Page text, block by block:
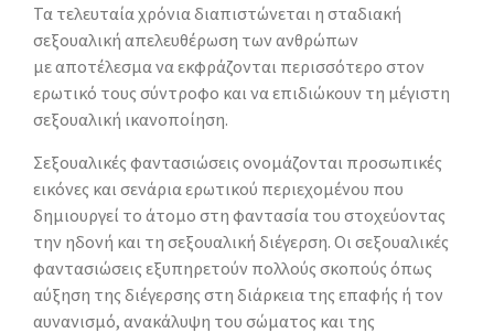
Τα τελευταία χρόνια διαπιστώνεται η σταδιακή
σεξουαλική απελευθέρωση των ανθρώπων
με αποτέλεσμα να εκφράζονται περισσότερο στον
ερωτικό τους σύντροφο και να επιδιώκουν τη μέγιστη
σεξουαλική ικανοποίηση.
Σεξουαλικές φαντασιώσεις ονομάζονται προσωπικές
εικόνες και σενάρια ερωτικού περιεχομένου που
δημιουργεί το άτομο στη φαντασία του στοχεύοντας
την ηδονή και τη σεξουαλική διέγερση. Οι σεξουαλικές
φαντασιώσεις εξυπηρετούν πολλούς σκοπούς όπως
αύξηση της διέγερσης στη διάρκεια της επαφής ή τον
αυνανισμό, ανακάλυψη του σώματος και της